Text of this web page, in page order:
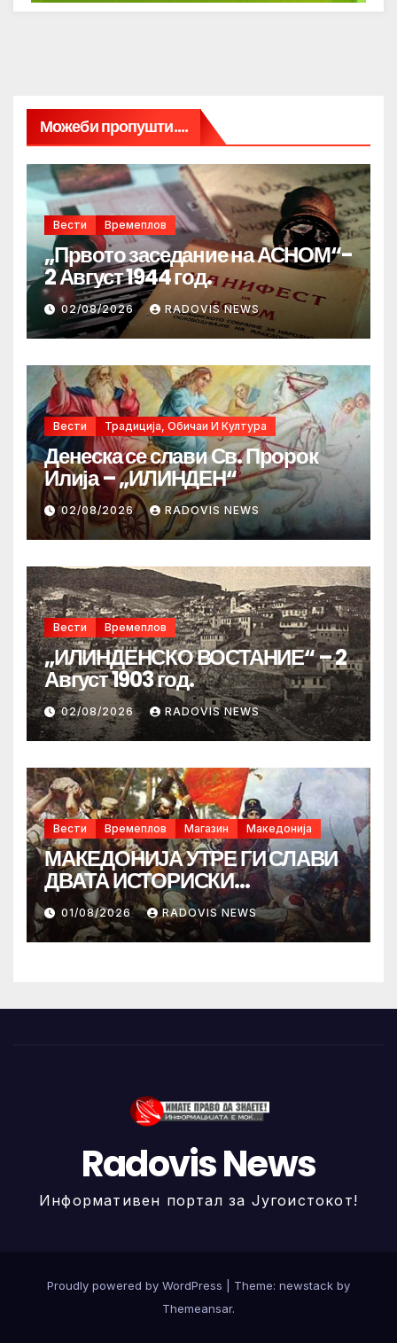
Можеби пропушти....
Вести Времеплов
„Првото заседание на АСНОМ“-
2 Август 1944 год.
02/08/2026 RADOVIS NEWS
Вести Традиција, Обичаи И Култура
Денеска се слави Св. Пророк
Илија – „ИЛИНДЕН“
02/08/2026 RADOVIS NEWS
Вести Времеплов
„ИЛИНДЕНСКО ВОСТАНИЕ“ – 2
Август 1903 год.
02/08/2026 RADOVIS NEWS
Вести Времеплов Магазин Македонија
МАКЕДОНИЈА УТРЕ ГИ СЛАВИ
ДВАТА ИСТОРИСКИ
ИЛИНДЕНА!
01/08/2026 RADOVIS NEWS
Radovis News
Информативен портал за Југоистокот!
Proudly powered by WordPress
Theme: newstack by
Themeansar.